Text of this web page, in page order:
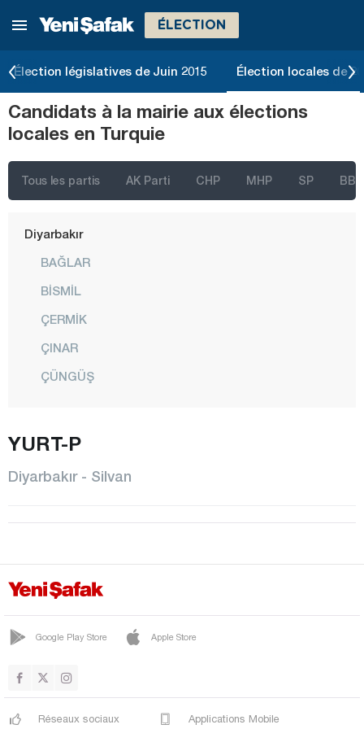
ÉLECTION
Élection législatives de Juin 2015 Élection locales de
Candidats à la mairie aux élections
locales en Turquie
Tous les partis AK Parti CHP MHP SP BBP
Bolu
Çanakkale
Çankırı
Denizli
Diyarbakır
BAĞLAR
BİSMİL
ÇERMİK
ÇINAR
ÇÜNGÜŞ
KULP
LİCE
SUR
YENİŞEHİR
YURT-P
Diyarbakır - Silvan
Google Play Store Apple Store
Réseaux sociaux Applications Mobile